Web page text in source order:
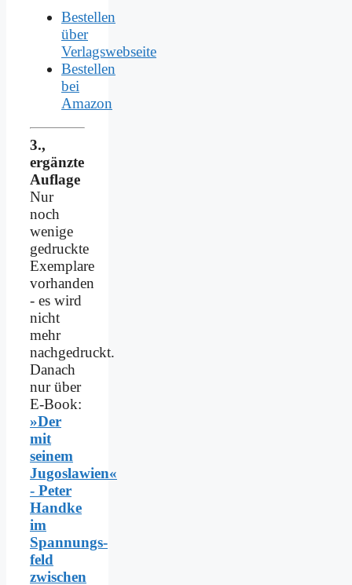
Bestellen
über
Verlagswebseite
Bestellen
bei
Amazon
3.,
ergänzte
Auflage
Nur
noch
wenige
gedruckte
Exemplare
vorhanden
- es wird
nicht
mehr
nachgedruckt.
Danach
nur über
E-Book:
»Der
mit
seinem
Jugoslawien«
- Peter
Handke
im
Spannungs­
feld
zwischen